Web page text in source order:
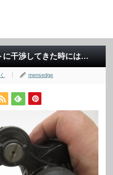
に干渉してきた時には…
mensedge